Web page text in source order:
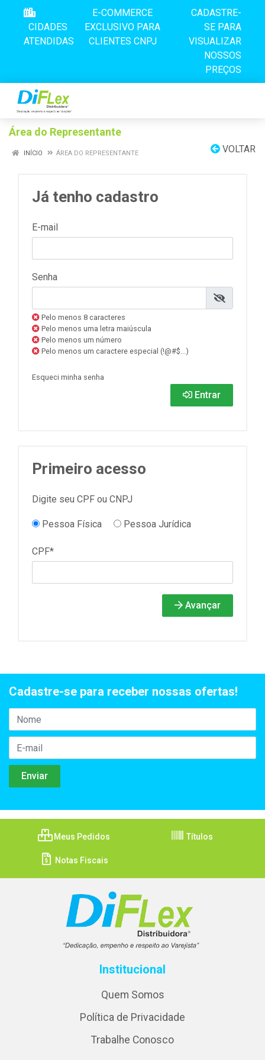
CIDADES
ATENDIDAS
E-COMMERCE
EXCLUSIVO PARA
CLIENTES CNPJ
CADASTRE-
SE PARA
VISUALIZAR
NOSSOS
PREÇOS
Área do Representante
VOLTAR
INÍCIO ÁREA DO REPRESENTANTE
Já tenho cadastro
E-mail
Senha
Pelo menos 8 caracteres
Pelo menos uma letra maiúscula
Pelo menos um número
Pelo menos um caractere especial (!@#$...)
Esqueci minha senha
Entrar
Primeiro acesso
Digite seu CPF ou CNPJ
Pessoa Física Pessoa Jurídica
CPF*
Avançar
Cadastre-se para receber nossas ofertas!
Meus Pedidos Títulos
Notas Fiscais
Institucional
Quem Somos
Política de Privacidade
Trabalhe Conosco